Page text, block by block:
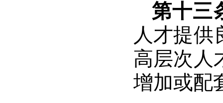
第十三
人才提供
高层次人
增加或配